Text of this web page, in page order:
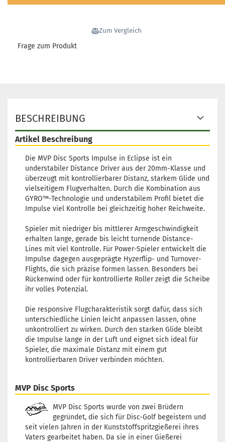
Gewicht:171g
Lieferzeit:2 - 3 Arbeitstage
23,90 €
Gewicht:
Farbton:
Lagerbestand:
Lieferzeit:2 - 3 Arbeitstage
23,90 €
Gewicht:167g
Farbton:Grün leuchtend
Lagerbestand:1
Lieferzeit:2 - 3 Arbeitstage
23,90 €
Farbton: Grün leuchtend
Lagerbestand:
Lieferzeit:2 - 3 Arbeitstage
23,90 €
Gewicht: 165g
Farbton:
Lieferzeit:2 - 3 Arbeitstage
23,90 €
Zum Vergleich
Frage zum Produkt
BESCHREIBUNG
Artikel Beschreibung
Die MVP Disc Sports Impulse in Eclipse ist ein
understabiler Distance Driver aus der 20mm-Klasse und
überzeugt mit kontrollierbarer Distanz, starkem Glide und
vielseitigem Flugverhalten. Durch die Kombination aus
GYRO™-Technologie und understabilem Profil bietet die
Impulse viel Kontrolle bei gleichzeitig hoher Reichweite.
Spieler mit niedriger bis mittlerer Armgeschwindigkeit
erhalten lange, gerade bis leicht turnende Distance-
Lines mit viel Kontrolle. Für Power-Spieler entwickelt die
Impulse dagegen ausgeprägte Hyzerflip- und Turnover-
Flights, die sich präzise formen lassen. Besonders bei
Rückenwind oder für kontrollierte Roller zeigt die Scheibe
ihr volles Potenzial.
Die responsive Flugcharakteristik sorgt dafür, dass sich
unterschiedliche Linien leicht anpassen lassen, ohne
unkontrolliert zu wirken. Durch den starken Glide bleibt
die Impulse lange in der Luft und eignet sich ideal für
Spieler, die maximale Distanz mit einem gut
kontrollierbaren Driver verbinden möchten.
MVP Disc Sports
MVP Disc Sports wurde von zwei Brüdern
gegründet, die sich für Disc-Golf begeistern und
seit vielen Jahren in der Kunststoffspritzgießerei ihres
Vaters gearbeitet haben. Da sie in einer Gießerei